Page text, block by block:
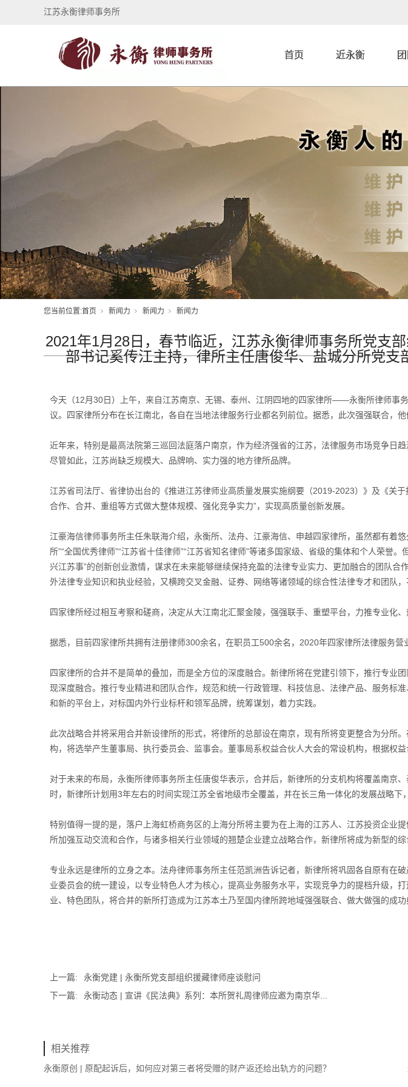
江苏永衡律师事务所
首页 近永衡
您当前位置:首页 新闻力 新闻力 新闻力
2021年1月28日，春节临近，江苏永衡律师事务所党支
部书记奚传江主持，律所主任唐俊华、盐城分所党
今天（12月30日）上午，来自江苏南京、无锡、泰州、江阴四地的四家律所——永衡所律师事
议。四家律所分布在长江南北，各自在当地法律服务行业都名列前位。据悉，此次强强联合，
近年来，特别是最高法院第三巡回法庭落户南京，作为经济强省的江苏，法律服务市场竞争日
尽管如此，江苏尚缺乏规模大、品牌响、实力强的地方律所品牌。
江苏省司法厅、省律协出台的《推进江苏律师业高质量发展实施纲要（2019-2023）》及《关
合作、合并、重组等方式做大整体规模、强化竞争实力”，实现高质量创新发展。
江豪海信律师事务所主任朱联海介绍，永衡所、法舟、江豪海信、申越四家律所，虽然都有着
所”“全国优秀律师”“江苏省十佳律师”“江苏省知名律师”等诸多国家级、省级的集体和个人荣
兴江苏事”的创新创业激情，谋求在未来能够继续保持充盈的法律专业实力、更加融合的团队
外法律专业知识和执业经验，又横跨交叉金融、证券、网络等诸领域的综合性法律专才和团队
四家律所经过相互考察和磋商，决定从大江南北汇聚金陵，强强联手、重塑平台，力推专业化
据悉，目前四家律所共拥有注册律师300余名，在职员工500余名，2020年四家律所法律服务营
四家律所的合并不是简单的叠加，而是全方位的深度融合。新律所将在党建引领下，推行专
现深度融合。推行专业精进和团队合作，规范和统一行政管理、科技信息、法律产品、服务标
和新的平台上，对标国内外行业标杆和领军品牌，统筹谋划，着力实践。
此次战略合并将采用合并新设律所的形式，将律所的总部设在南京，现有所将变更整合为分
构，将选举产生董事局、执行委员会、监事会。董事局系权益合伙人大会的常设机构，根据权
对于未来的布局，永衡所律师事务所主任唐俊华表示，合并后，新律所的分支机构将覆盖南京
时，新律所计划用3年左右的时间实现江苏全省地级市全覆盖，并在长三角一体化的发展战略下
特别值得一提的是，落户上海虹桥商务区的上海分所将主要为在上海的江苏人、江苏投资企业
所加强互动交流和合作，与诸多相关行业领域的翘楚企业建立战略合作，新律所将成为新型的综
专业永远是律所的立身之本。法舟律师事务所主任范凯洲告诉记者，新律所将巩固各自原有在
业委员会的统一建设，以专业特色人才为核心，提高业务服务水平，实现竞争力的提档升级，
业、特色团队，将合并的新所打造成为江苏本土乃至国内律所跨地域强强联合、做大做强的成功
上一篇:
永衡党建 | 永衡所党支部组织援藏律师座谈慰问
下一篇:
永衡动态 | 宣讲《民法典》系列：本所贺礼周律师应邀为南京华...
相关推荐
永衡原创 | 原配起诉后，如何应对第三者将受赠的财产返还给出轨方的问题？